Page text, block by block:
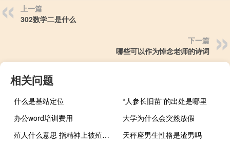
上一篇
302数学二是什么
下一篇
哪些可以作为悼念老师的诗词
相关问题
什么是基站定位
“人参长旧苗”的出处是哪里
办公word培训费用
大学为什么会突然放假
殖人什么意思 指精神上被殖民的人什么梗
天秤座男生性格是渣男吗